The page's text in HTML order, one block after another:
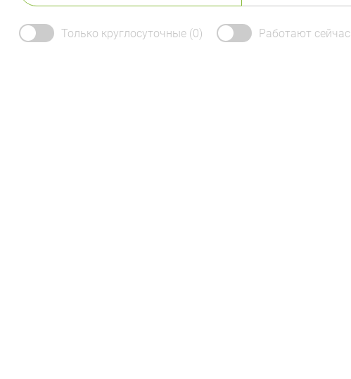
Только круглосуточные (0) Работают сейчас